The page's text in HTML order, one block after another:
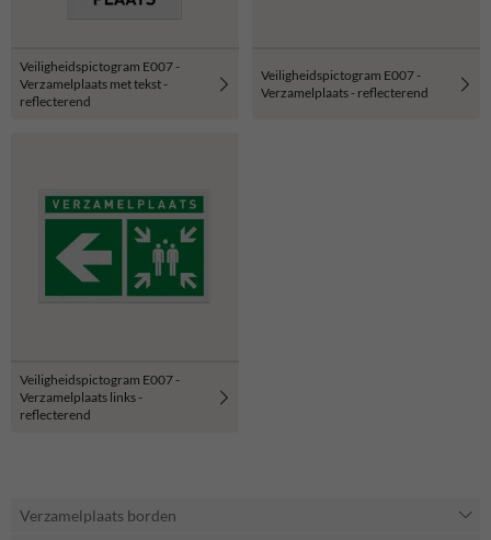
Veiligheidspictogram E007 -
Verzamelplaats met tekst -
reflecterend
Veiligheidspictogram E007 -
Verzamelplaats - reflecterend
Veiligheidspictogram E007 -
Verzamelplaats links -
reflecterend
Verzamelplaats borden